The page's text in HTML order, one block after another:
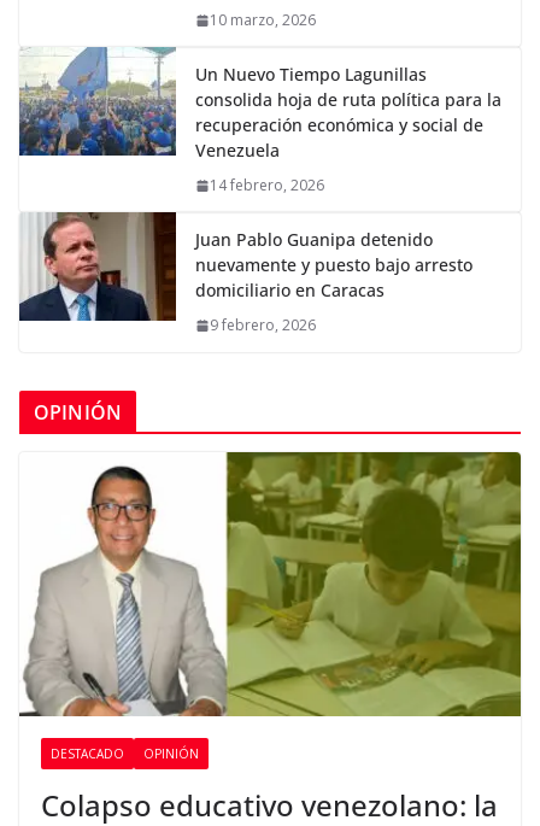
10 marzo, 2026
Un Nuevo Tiempo Lagunillas
consolida hoja de ruta política para la
recuperación económica y social de
Venezuela
14 febrero, 2026
Juan Pablo Guanipa detenido
nuevamente y puesto bajo arresto
domiciliario en Caracas
9 febrero, 2026
OPINIÓN
DESTACADO OPINIÓN
Colapso educativo venezolano: la